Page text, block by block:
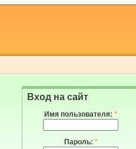
Вход на сайт
Имя пользователя: *
Пароль: *